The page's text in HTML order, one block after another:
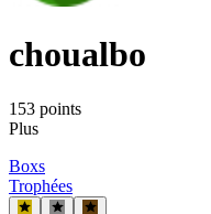
choualbo
153 points
Plus
Boxs
Trophées